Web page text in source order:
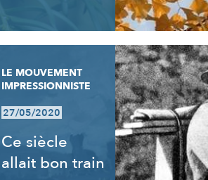
LE MOUVEMENT
IMPRESSIONNISTE
27/05/2020
Ce siècle
allait bon train